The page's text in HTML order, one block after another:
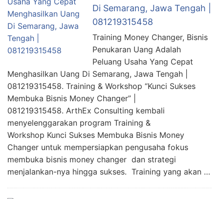
Di Semarang, Jawa Tengah |
081219315458
Training Money Changer, Bisnis
Penukaran Uang Adalah
Peluang Usaha Yang Cepat
Menghasilkan Uang Di Semarang, Jawa Tengah |
081219315458. Training & Workshop “Kunci Sukses
Membuka Bisnis Money Changer” |
081219315458. ArthEx Consulting kembali
menyelenggarakan program Training &
Workshop Kunci Sukses Membuka Bisnis Money
Changer untuk mempersiapkan pengusaha fokus
membuka bisnis money changer dan strategi
menjalankan-nya hingga sukses. Training yang akan …